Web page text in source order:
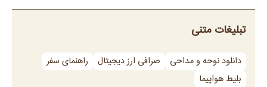
تبلیغات متنی
دانلود نوحه و مداحی صرافی ارز دیجیتال
راهنمای سفر
بلیط هواپیما